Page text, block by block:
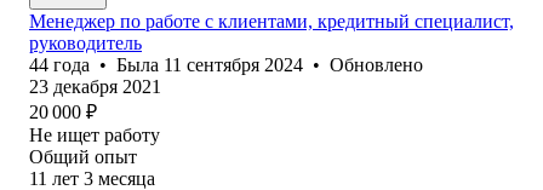
Менеджер по работе с клиентами, кредитный специалист,
руководитель
44 года • Была 11 сентября 2024 • Обновлено
23 декабря 2021
20 000 ₽
Не ищет работу
Общий опыт
11 лет 3 месяца